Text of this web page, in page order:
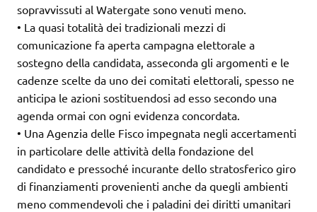
sopravvissuti al Watergate sono venuti meno.
• La quasi totalità dei tradizionali mezzi di
comunicazione fa aperta campagna elettorale a
sostegno della candidata, asseconda gli argomenti e le
cadenze scelte da uno dei comitati elettorali, spesso ne
anticipa le azioni sostituendosi ad esso secondo una
agenda ormai con ogni evidenza concordata.
• Una Agenzia delle Fisco impegnata negli accertamenti
in particolare delle attività della fondazione del
candidato e pressoché incurante dello stratosferico giro
di finanziamenti provenienti anche da quegli ambienti
meno commendevoli che i paladini dei diritti umanitari